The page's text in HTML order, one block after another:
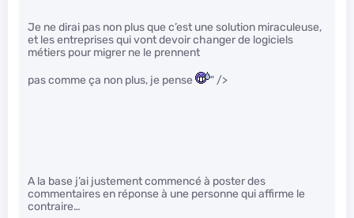
Je ne dirai pas non plus que c’est une solution miraculeuse,
et les entreprises qui vont devoir changer de logiciels
métiers pour migrer ne le prennent
pas comme ça non plus, je pense " />
A la base j’ai justement commencé à poster des
commentaires en réponse à une personne qui affirme le
contraire…